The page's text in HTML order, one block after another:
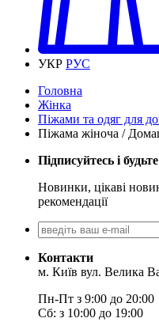
УКР РУС
Головна
Жінка
Піжами та одяг для
Піжама жіноча /
Підписуйтесь і
Новинки, цікаві
рекомендації
Контакти
м. Київ вул. Велика
Пн-Пт з 9:00 до 20:00
Сб: з 10:00 до 19:00